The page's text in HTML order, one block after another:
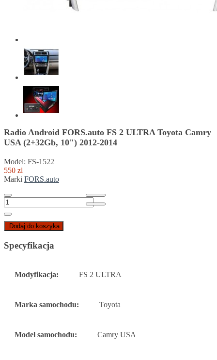
Radio Android FORS.auto FS 2 ULTRA Toyota Camry
USA (2+32Gb, 10") 2012-2014
Model: FS-1522
550 zl
Marki FORS.auto
Dodaj do koszyka
Specyfikacja
Modyfikacja: FS 2 ULTRA
Marka samochodu: Toyota
Model samochodu: Camry USA